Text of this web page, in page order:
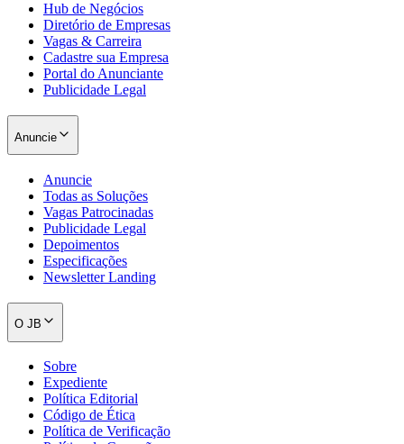
São Paulo
Hub de Negócios
Diretório de Empresas
Vagas & Carreira
Cadastre sua Empresa
Portal do Anunciante
Publicidade Legal
Anuncie
Anuncie
Todas as Soluções
Vagas Patrocinadas
Publicidade Legal
Depoimentos
Especificações
Newsletter Landing
O JB
Sobre
Expediente
Política Editorial
Código de Ética
Política de Verificação